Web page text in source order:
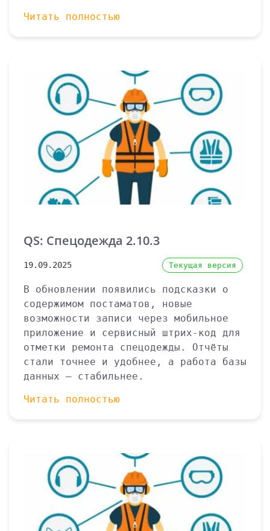
Читать полностью
QS: Спецодежда 2.10.3
19.09.2025 Текущая версия
В обновлении появились подсказки о
содержимом постаматов, новые
возможности записи через мобильное
приложение и сервисный штрих-код для
отметки ремонта спецодежды. Отчёты
стали точнее и удобнее, а работа базы
данных — стабильнее.
Читать полностью